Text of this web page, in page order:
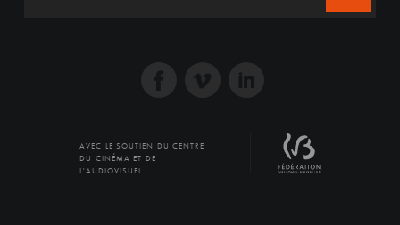
AVEC LE SOUTIEN DU CENTRE
DU CINÉMA ET DE
L'AUDIOVISUEL